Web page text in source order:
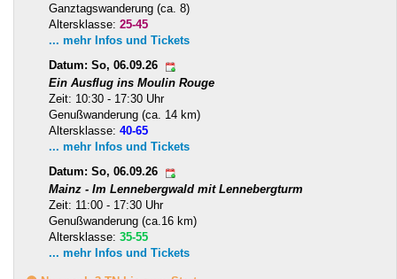
Ganztagswanderung (ca. 8)
Altersklasse: 25-45
... mehr Infos und Tickets
Datum: So, 06.09.26
Ein Ausflug ins Moulin Rouge
Zeit: 10:30 - 17:30 Uhr
Genußwanderung (ca. 14 km)
Altersklasse: 40-65
... mehr Infos und Tickets
Datum: So, 06.09.26
Mainz - Im Lennebergwald mit Lennebergturm
Zeit: 11:00 - 17:30 Uhr
Genußwanderung (ca.16 km)
Altersklasse: 35-55
... mehr Infos und Tickets